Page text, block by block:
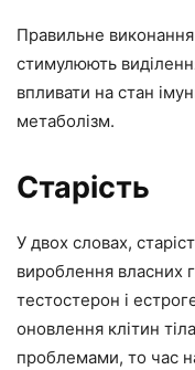
Правильне
стимулюють
впливати на стан
метаболізм.
Старість
У двох словах,
вироблення власних
тестостерон і
оновлення клітин
проблемами, то час